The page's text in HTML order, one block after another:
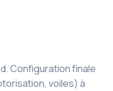
Configuration finale
voiles) à